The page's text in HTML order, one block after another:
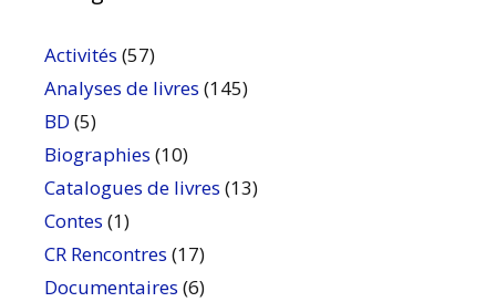
Activités (57)
Analyses de livres (145)
BD (5)
Biographies (10)
Catalogues de livres (13)
Contes (1)
CR Rencontres (17)
Documentaires (6)